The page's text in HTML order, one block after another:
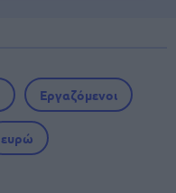
Εργαζόμενοι
ευρώ